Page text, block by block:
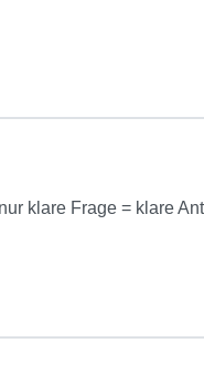
klare Frage = klare